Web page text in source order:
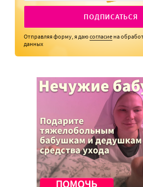
ПОДПИСАТЬСЯ
Отправляя форму, я даюсогласие на
данных